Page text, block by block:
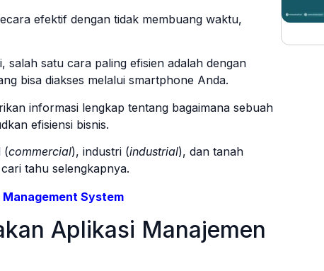
efektif dengan tidak membuang waktu,
salah satu cara paling efisien adalah dengan
bisa diakses melalui smartphone Anda.
informasi lengkap tentang bagaimana sebuah
efisiensi bisnis.
(commercial), industri (industrial), dan tanah
tahu selengkapnya.
System
Aplikasi Manajemen